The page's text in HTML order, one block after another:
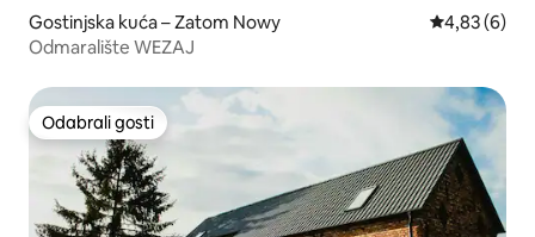
Gostinjska kuća – Zatom Nowy Prosječna
4,83 (6)
Odmaralište WEZAJ
Odabrali gosti
Odabrali gosti